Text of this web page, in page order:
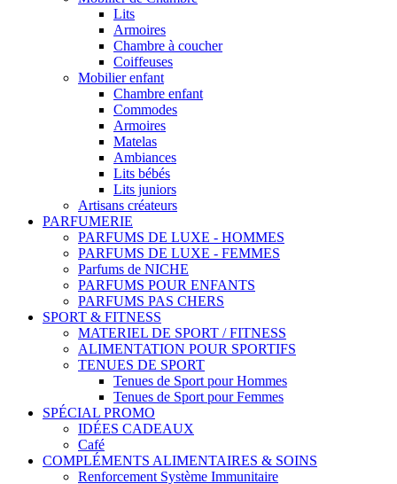
Lits
Armoires
Chambre à coucher
Coiffeuses
Mobilier enfant
Chambre enfant
Commodes
Armoires
Matelas
Ambiances
Lits bébés
Lits juniors
Artisans créateurs
PARFUMERIE
PARFUMS DE LUXE - HOMMES
PARFUMS DE LUXE - FEMMES
Parfums de NICHE
PARFUMS POUR ENFANTS
PARFUMS PAS CHERS
SPORT & FITNESS
MATERIEL DE SPORT / FITNESS
ALIMENTATION POUR SPORTIFS
TENUES DE SPORT
Tenues de Sport pour Hommes
Tenues de Sport pour Femmes
SPÉCIAL PROMO
IDÉES CADEAUX
Café
COMPLÉMENTS ALIMENTAIRES & SOINS
Renforcement Système Immunitaire